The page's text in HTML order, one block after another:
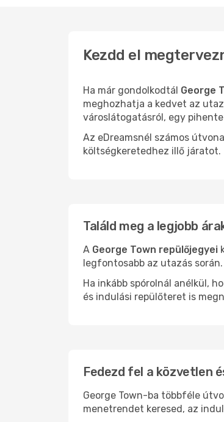
Kezdd el
Ha már gondolkodtál George
meghozhatja a kedvet az
városlátogatásról, egy
Az eDreamsnél számos
költségkeretedhez illő járatot.
Találd meg a legjobb
A George Town repülőjegyei
legfontosabb az utazás
Ha inkább spórolnál anélkül,
és indulási repülőteret is
Fedezd fel a közvetlen
George Town-ba többféle
menetrendet keresed, az